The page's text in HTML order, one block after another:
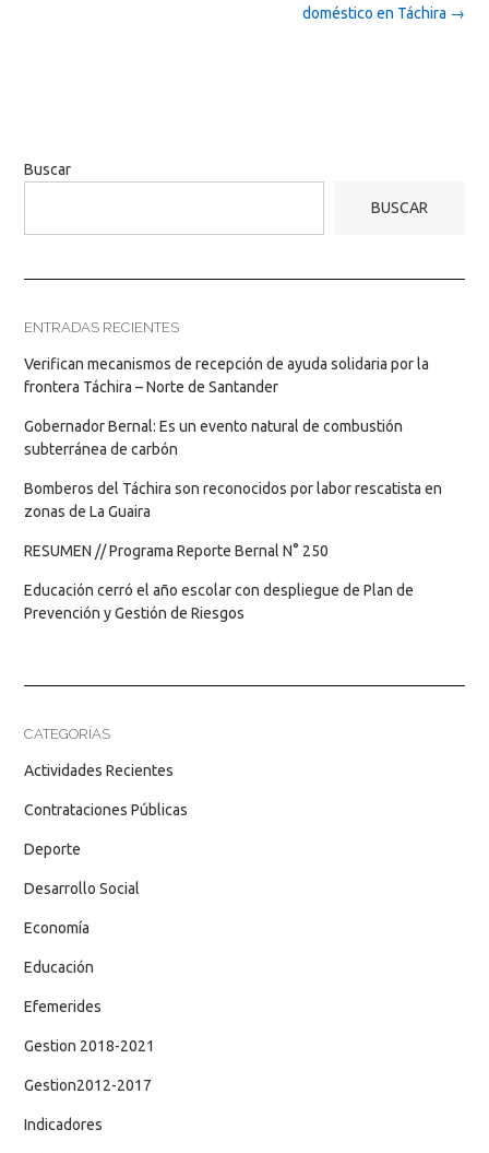
doméstico en Táchira →
Buscar
BUSCAR
ENTRADAS RECIENTES
Verifican mecanismos de recepción de ayuda solidaria por la
frontera Táchira – Norte de Santander
Gobernador Bernal: Es un evento natural de combustión
subterránea de carbón
Bomberos del Táchira son reconocidos por labor rescatista en
zonas de La Guaira
RESUMEN // Programa Reporte Bernal N° 250
Educación cerró el año escolar con despliegue de Plan de
Prevención y Gestión de Riesgos
CATEGORÍAS
Actividades Recientes
Contrataciones Públicas
Deporte
Desarrollo Social
Economía
Educación
Efemerides
Gestion 2018-2021
Gestion2012-2017
Indicadores